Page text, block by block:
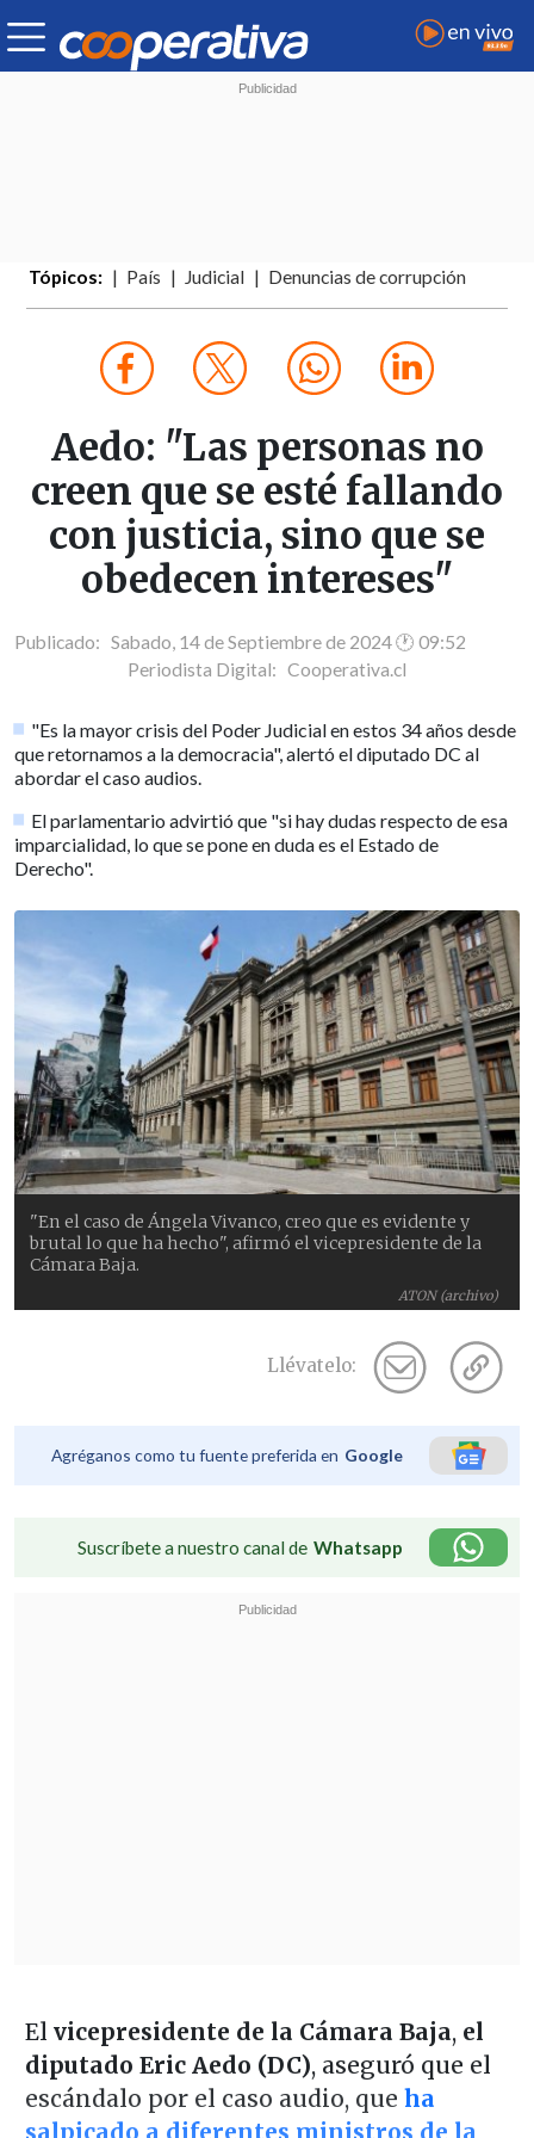
Tópicos: País Judicial Denuncias de corrupción
Aedo: "Las personas no
creen que se esté fallando
con justicia, sino que se
obedecen intereses"
Publicado: Sabado, 14 de Septiembre de 2024 🕐 09:52
Periodista Digital: Cooperativa.cl
"Es la mayor crisis del Poder Judicial en estos 34 años desde
que retornamos a la democracia", alertó el diputado DC al
abordar el caso audios.
El parlamentario advirtió que "si hay dudas respecto de esa
imparcialidad, lo que se pone en duda es el Estado de
Derecho".
ATON (archivo)
"En el caso de Ángela Vivanco, creo que es evidente y
brutal lo que ha hecho", afirmó el vicepresidente de la
Cámara Baja.
Llévatelo:
Agréganos como tu fuente preferida en Google
Suscríbete a nuestro canal de Whatsapp
El vicepresidente de la Cámara Baja,el
diputado Eric Aedo (DC), aseguró que el
escándalo por el caso audio, que ha
salpicado a diferentes ministros de la